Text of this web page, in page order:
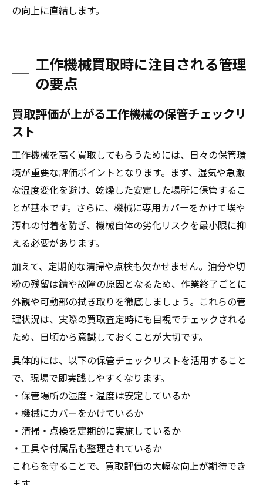
の向上に直結します。
工作機械買取時に注目される管理
の要点
買取評価が上がる工作機械の保管チェックリ
スト
工作機械を高く買取してもらうためには、日々の保管環
境が重要な評価ポイントとなります。まず、湿気や急激
な温度変化を避け、乾燥した安定した場所に保管するこ
とが基本です。さらに、機械に専用カバーをかけて埃や
汚れの付着を防ぎ、機械自体の劣化リスクを最小限に抑
える必要があります。
加えて、定期的な清掃や点検も欠かせません。油分や切
粉の残留は錆や故障の原因となるため、作業終了ごとに
外観や可動部の拭き取りを徹底しましょう。これらの管
理状況は、実際の買取査定時にも目視でチェックされる
ため、日頃から意識しておくことが大切です。
具体的には、以下の保管チェックリストを活用すること
で、現場で即実践しやすくなります。
・保管場所の湿度・温度は安定しているか
・機械にカバーをかけているか
・清掃・点検を定期的に実施しているか
・工具や付属品も整理されているか
これらを守ることで、買取評価の大幅な向上が期待でき